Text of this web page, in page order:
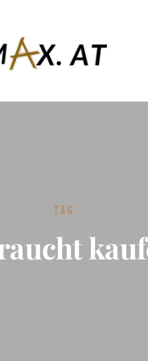
TAG